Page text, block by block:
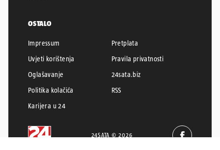
OSTALO
Impressum
Pretplata
Uvjeti korištenja
Pravila privatnosti
Oglašavanje
24sata.biz
Politika kolačića
RSS
Karijera u 24
24SATA © 2026